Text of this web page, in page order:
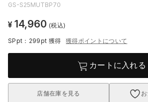
GS-S25MUTBP70
¥ 14,960 (税込)
SPpt：299pt 獲得 獲得ポイントについて
カートに入れる
店舗在庫を見る